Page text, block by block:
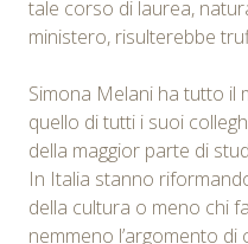
tale corso di laurea,
ministero, risulterebbe
Simona Melani ha tutto il
quello di tutti i suoi
della maggior parte di
In Italia stanno
della cultura o meno chi
nemmeno l’argomento di